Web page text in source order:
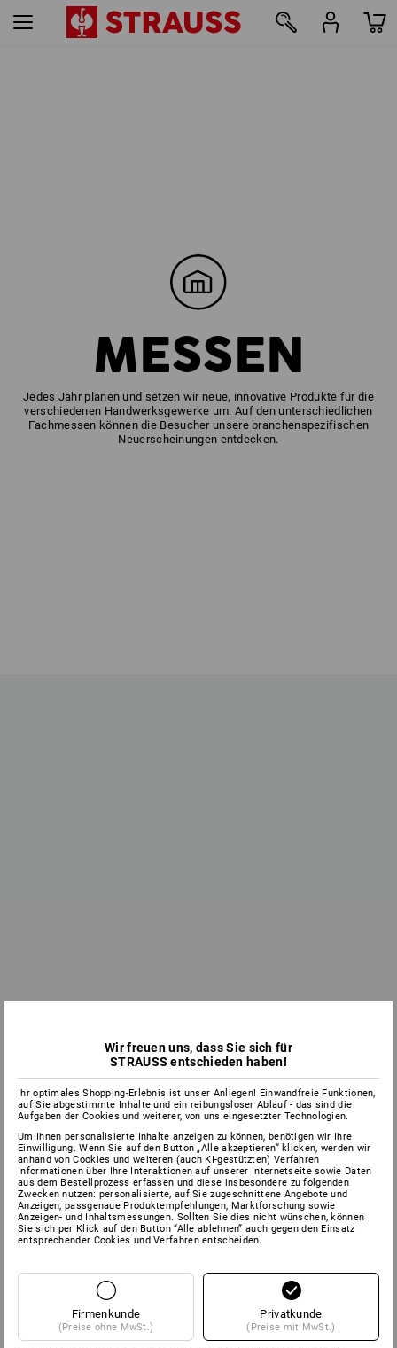
MESSEN
Jedes Jahr planen und setzen wir neue, innovative Produkte für die
verschiedenen Handwerksgewerke um. Auf den unterschiedlichen
Fachmessen können die Besucher unsere branchenspezifischen
Neuerscheinungen entdecken.
NÜRNBERG
15.09. - 18.09.2026
Wir freuen uns, dass Sie sich für
STRAUSS entschieden haben!
Ihr optimales Shopping-Erlebnis ist unser Anliegen! Einwandfreie Funktionen,
auf Sie abgestimmte Inhalte und ein reibungsloser Ablauf - das sind die
Aufgaben der Cookies und weiterer, von uns eingesetzter Technologien.
Um Ihnen personalisierte Inhalte anzeigen zu können, benötigen wir Ihre
Einwilligung. Wenn Sie auf den Button „Alle akzeptieren“ klicken, werden wir
anhand von Cookies und weiteren (auch KI-gestützten) Verfahren
Informationen über Ihre Interaktionen auf unserer Internetseite sowie Daten
aus dem Bestellprozess erfassen und diese insbesondere zu folgenden
Zwecken nutzen: personalisierte, auf Sie zugeschnittene Angebote und
Anzeigen, passgenaue Produktempfehlungen, Marktforschung sowie
Anzeigen- und Inhaltsmessungen. Sollten Sie dies nicht wünschen, können
Sie sich per Klick auf den Button “Alle ablehnen” auch gegen den Einsatz
entsprechender Cookies und Verfahren entscheiden.
Firmenkunde
(Preise ohne MwSt.)
Privatkunde
(Preise mit MwSt.)